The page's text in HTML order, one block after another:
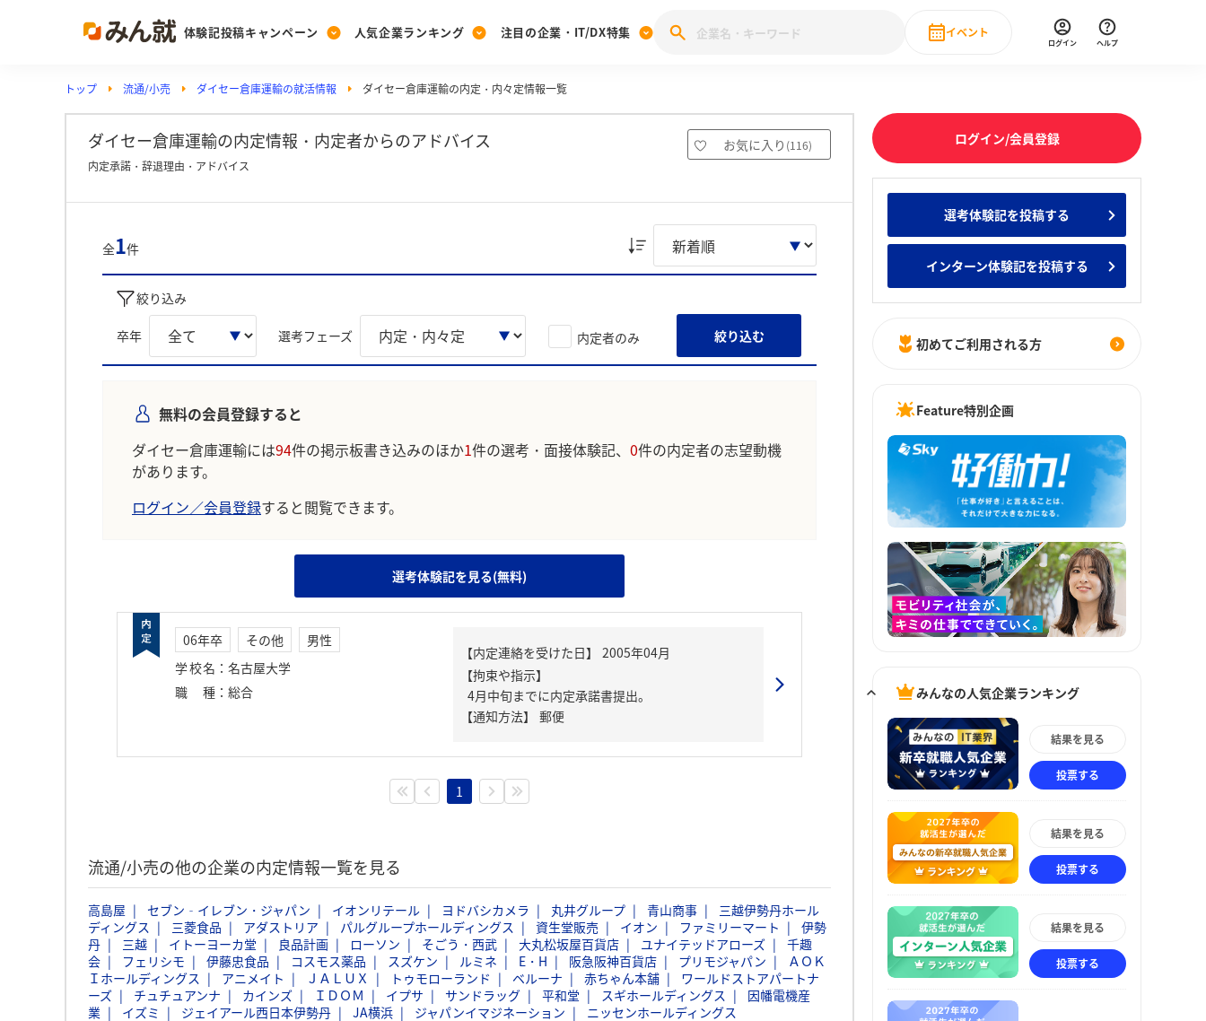
体験記投稿キャンペーン
Post
投稿する
[27卒] 本選考体験記投稿キャンペーン
人気企業ランキング
Ranking
ランキングを見る
みんなのDX企業就職ブランド調査
Vote みんなの新卒就職人気企業ランキング みんなのインターン人気企業ランキ
注目の企業・IT/DX特集
PickUp
注目の企業特集
28卒 IT・DX現場社員インタビュー
イベント
直近のイベント一覧
ログイン ヘルプ
トップ 流通/小売 ダイセー倉庫運輸の就活情報 ダイセー倉庫運輸の内定・内々定情報一覧
ダイセー倉庫運輸の内定情報・内定者からのアドバイス お気に入り (116)
内定承諾・辞退理由・アドバイス
全1件
絞り込み
卒年 選考フェーズ 内定者のみ 絞り込む
無料の会員登録すると
ダイセー倉庫運輸には94件の掲示板書き込みのほか1件の選考・面接体験記、 0件の内定者の志望動機
があります。
ログイン／会員登録すると閲覧できます。
選考体験記を見る(無料)
06年卒 その他
男性
学校名 ： 名古屋大学
職種 ： 総合
【内定連絡を受けた日】
2005年04月
【拘束や指示】
4月中旬までに内定承諾書提出。
【通知方法】
郵便
1
流通/小売の他の企業の内定情報一覧を見る
高島屋 セブン‐イレブン・ジャパン イオンリテール ヨドバシカメラ 丸井グループ 青山商事
三越伊勢丹ホール
ディングス
三菱食品 アダストリア パルグループホールディングス 資生堂販売 イオン ファミリーマート
伊勢
丹
三越 イトーヨーカ堂 良品計画 ローソン そごう・西武 大丸松坂屋百貨店 ユナイテッドアローズ
千趣
会
フェリシモ 伊藤忠食品 コスモス薬品 スズケン ルミネ E・H 阪急阪神百貨店 プリモジャパン
ＡＯＫ
Ｉホールディングス
アニメイト ＪＡＬＵＸ トゥモローランド ベルーナ 赤ちゃん本舗
ワールドストアパートナ
ーズ
チュチュアンナ カインズ ＩＤＯＭ イプサ サンドラッグ 平和堂 スギホールディングス
因幡電機産
業
イズミ ジェイアール西日本伊勢丹 JA横浜 ジャパンイマジネーション ニッセンホールディングス
ログイン/会員登録
選考体験記を投稿する
インターン体験記を投稿する
初めてご利用される方
Feature特別企画
みんなの人気企業ランキング
結果を見る
投票する
結果を見る
投票する
結果を見る
投票する